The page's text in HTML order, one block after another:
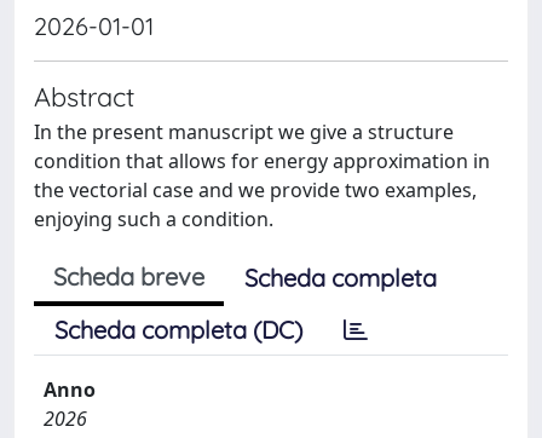
2026-01-01
Abstract
In the present manuscript we give a structure
condition that allows for energy approximation in
the vectorial case and we provide two examples,
enjoying such a condition.
Scheda breve
Scheda completa
Scheda completa (DC)
Anno
2026